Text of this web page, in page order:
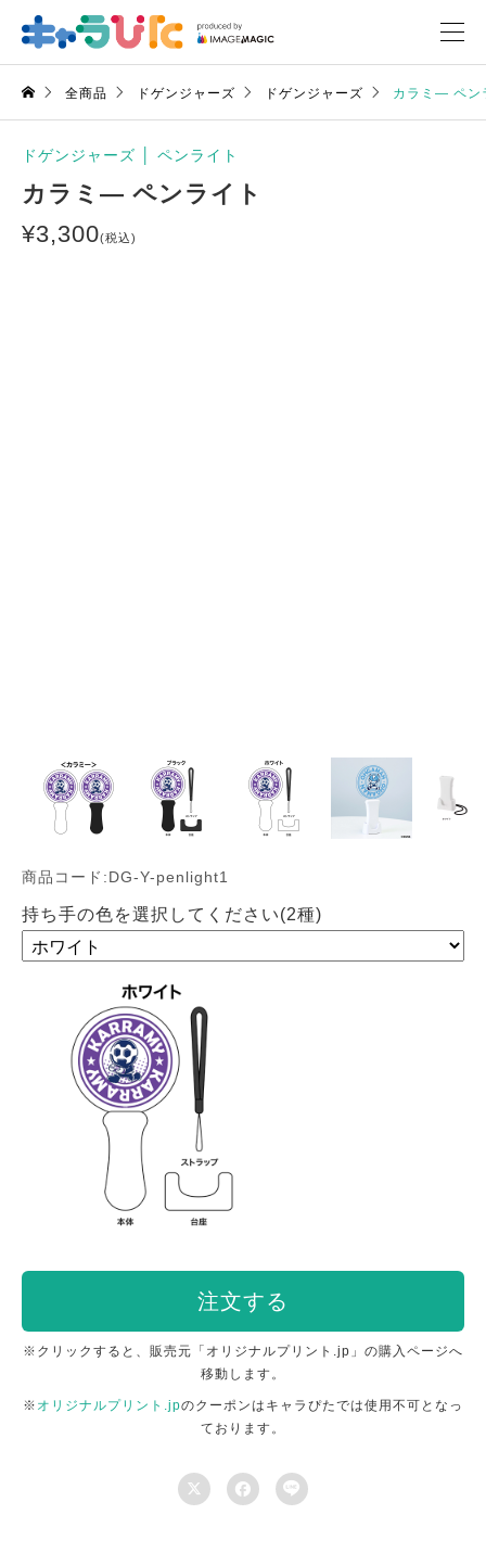
全商品 ドゲンジャーズ ドゲンジャーズ カラミ― ペン
ドゲンジャーズ ペンライト
カラミ― ペンライト
¥3,300(税込)
商品コード:DG-Y-penlight1
持ち手の色を選択してください(2種)
注文する
※クリックすると、販売元「オリジナルプリント.jp」の購入ページへ
移動します。
※ オリジナルプリント.jpのクーポンはキャラぴたでは使用不可となっ
ております。
  